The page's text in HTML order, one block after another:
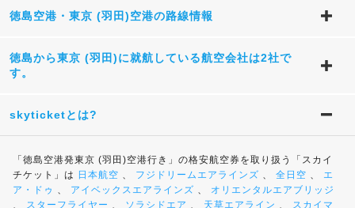
徳島空港・東京 (羽田)空港の路線情報
徳島から東京 (羽田)に就航している航空会社は2社で
す。
skyticketとは?
「徳島空港発東京 (羽田)空港行き」の格安航空券を取り扱う「スカイ
チケット」は 日本航空 、 フジドリームエアラインズ 、 全日空 、 エ
ア・ドゥ 、 アイベックスエアラインズ 、 オリエンタルエアブリッジ
、 スターフライヤー 、 ソラシドエア 、 天草エアライン 、 スカイマ